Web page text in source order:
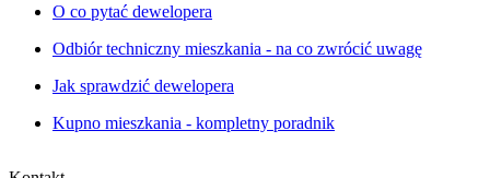
O co pytać dewelopera
Odbiór techniczny mieszkania - na co zwrócić uwagę
Jak sprawdzić dewelopera
Kupno mieszkania - kompletny poradnik